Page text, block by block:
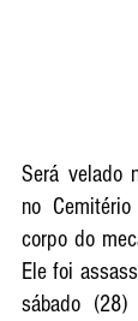
Será velado
no
corpo do
Ele foi
sábado